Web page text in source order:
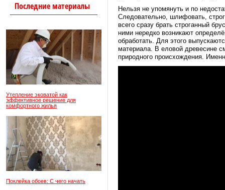
Последние материалы
Утепление эковатой как
эффективное решение для
комфортного жилья
Поклейка обоев: С чего начать
Нельзя не упомянуть и по
Следовательно, шлифовать,
всего сразу брать строганный
ними нередко возникают
обработать. Для этого
материала. В еловой древесине
природного происхождения.